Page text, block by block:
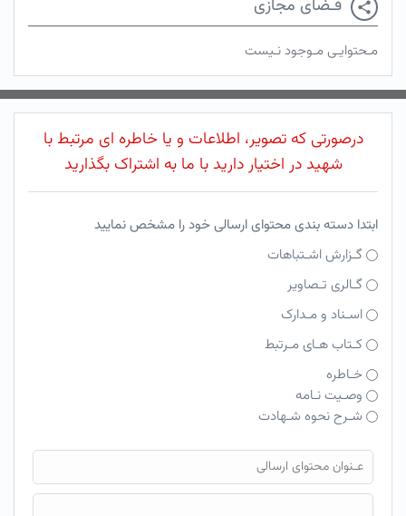
فـضای مجازی
مـحتوایـی مـوجود نـیست
درصورتی که تصویر، اطلاعات و یا خاطره ای مرتبط با
شهید در اختیار دارید با ما به اشتراک بگذارید
ابتدا دسته بندی محتوای ارسالی خود را مشخص نمایید
گـزارش اشـتباهات
گـالری تـصاویر
اسـناد و مـدارک
کـتاب هـای مـرتبط
خـاطره
وصـیت نـامه
شـرح نحوه شـهادت
فایل محتوای ارسالی